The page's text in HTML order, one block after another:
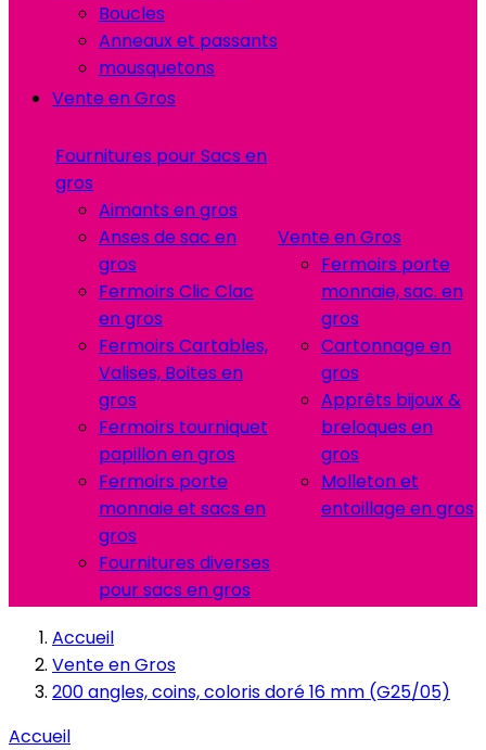
Boucles
Anneaux et passants
mousquetons
Vente en Gros
Fournitures pour Sacs en
gros
Aimants en gros
Anses de sac en
gros
Fermoirs Clic Clac
en gros
Fermoirs Cartables,
Valises, Boites en
gros
Fermoirs tourniquet
papillon en gros
Fermoirs porte
monnaie et sacs en
gros
Fournitures diverses
pour sacs en gros
Vente en Gros
Fermoirs porte
monnaie, sac. en
gros
Cartonnage en
gros
Apprêts bijoux &
breloques en
gros
Molleton et
entoillage en gros
Accueil
Vente en Gros
200 angles, coins, coloris doré 16 mm (G25/05)
Accueil